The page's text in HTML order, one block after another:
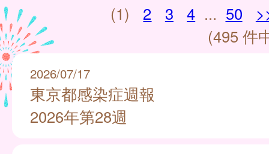
(1) 2 3 4 ... 50
(495 件
2026/07/17
東京都感染症週報
2026年第28週